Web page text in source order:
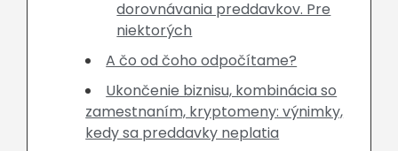
dorovnávania preddavkov. Pre
niektorých
A čo od čoho odpočítame?
Ukončenie biznisu, kombinácia so
zamestnaním, kryptomeny: výnimky,
kedy sa preddavky neplatia